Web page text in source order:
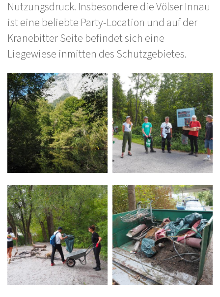
Nutzungsdruck. Insbesondere die Völser Innau
ist eine beliebte Party-Location und auf der
Kranebitter Seite befindet sich eine
Liegewiese inmitten des Schutzgebietes.
Bilder